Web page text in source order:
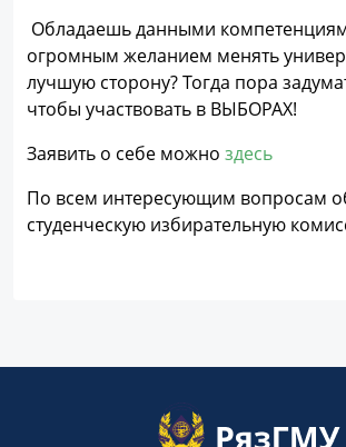
Обладаешь данными
огромным желанием менять
лучшую сторону? Тогда пора
чтобы участвовать в ВЫБОРАХ!
Заявить о себе можно здесь
По всем интересующим вопросам
студенческую избирательную